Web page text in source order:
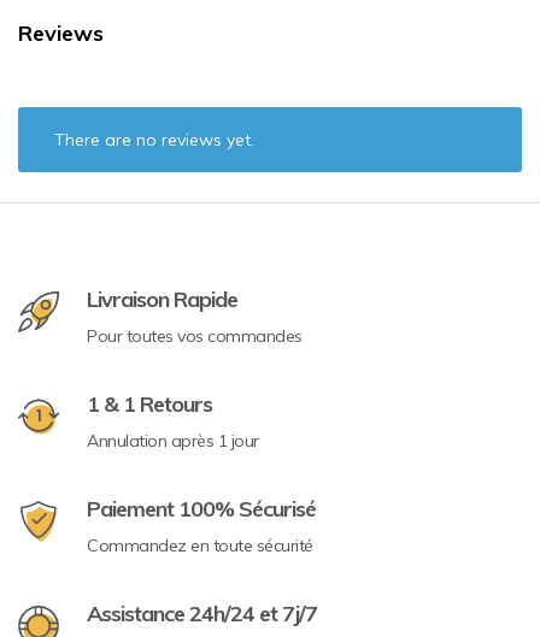
Reviews
There are no reviews yet.
Livraison Rapide
Pour toutes vos commandes
1 & 1 Retours
Annulation après 1 jour
Paiement 100% Sécurisé
Commandez en toute sécurité
Assistance 24h/24 et 7j/7